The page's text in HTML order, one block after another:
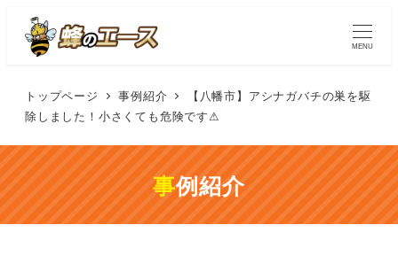
MENU
トップページ 事例紹介
【八幡市】アシナガバチの巣を駆
除しました！小さくても危険です⚠
事例紹介